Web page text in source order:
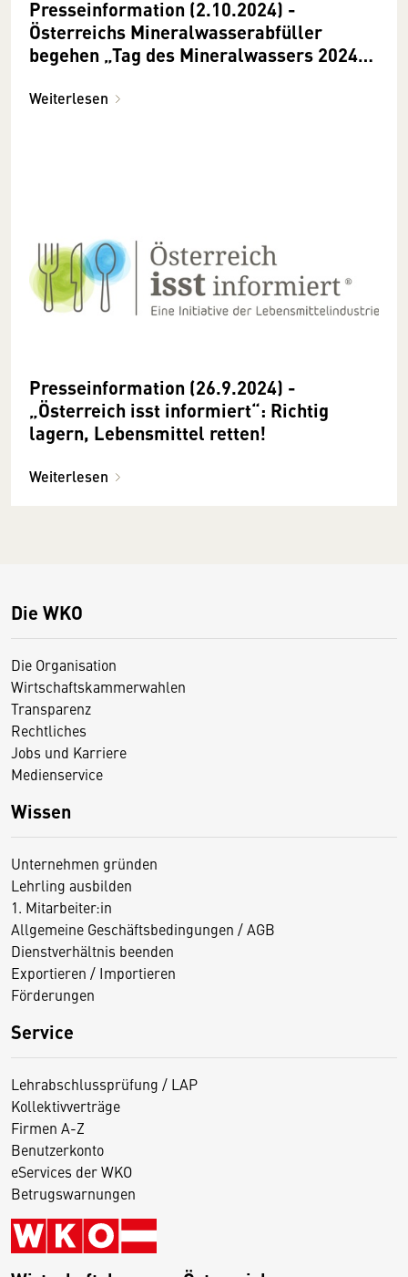
Presseinformation (2.10.2024) -
Österreichs Mineralwasserabfüller
begehen „Tag des Mineralwassers 2024“
Weiterlesen
Presseinformation (26.9.2024) -
„Österreich isst informiert“: Richtig
lagern, Lebensmittel retten!
Weiterlesen
Die WKO
Die Organisation
Wirtschaftskammerwahlen
Transparenz
Rechtliches
Jobs und Karriere
Medienservice
Wissen
Unternehmen gründen
Lehrling ausbilden
1. Mitarbeiter:in
Allgemeine Geschäftsbedingungen / AGB
Dienstverhältnis beenden
Exportieren / Importieren
Förderungen
Service
Lehrabschlussprüfung / LAP
Kollektivverträge
Firmen A-Z
Benutzerkonto
eServices der WKO
Betrugswarnungen